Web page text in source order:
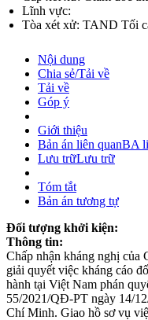
Lĩnh vực:
Tòa xét xử: TAND Tối
Nội dung
Chia sẻ/Tải về
Tải về
Góp ý
Giới thiệu
Bản án liên quanBA
Lưu trữLưu trữ
Tóm tắt
Bản án tương tự
Đối tượng khởi kiện:
Thông tin:
Chấp nhận kháng nghị
giải quyết việc kháng cáo
hành tại Việt Nam phán
55/2021/QĐ-PT ngày 14/
Chí Minh. Giao hồ sơ vụ